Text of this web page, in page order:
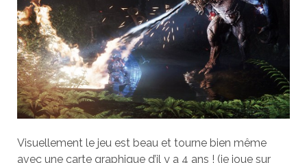
Visuellement le jeu est beau et tourne bien même
avec une carte graphique d’il y a 4 ans ! (je joue sur